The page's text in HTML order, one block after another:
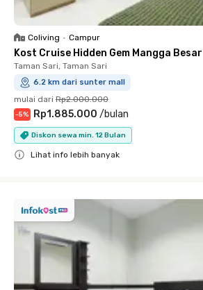
Coliving • Campur
Kost Cruise Hidden Gem Mangga Besar
Taman Sari, Taman Sari
6.2 km dari sunter mall
mulai dari Rp2.000.000
-5% Rp1.885.000 /bulan
Diskon sewa min. 12 Bulan
Lihat info lebih banyak